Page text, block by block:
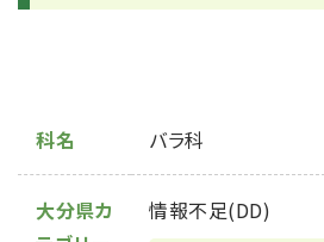
科名 バラ科
大分県カ
情報不足(DD)